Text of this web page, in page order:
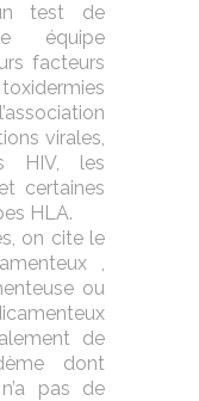
test de
équipe
facteurs
virales,
HIV, les
certaines
HLA.
on cite le
,
ou
de
dont
pas de